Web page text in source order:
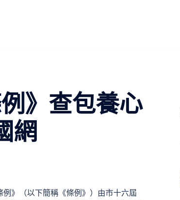
》查包養心
網
》（以下簡稱《條例》）由市十六屆